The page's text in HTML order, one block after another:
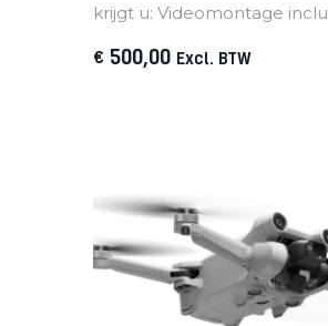
krijgt u: Videomontage
€ 500,00 Excl. BTW